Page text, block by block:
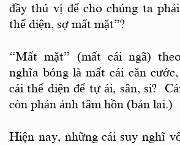
đầy thú vị để cho chúng ta
thể diện, sợ mất mặt”?
“Mất mặt” (mất cái ngã)
nghĩa bóng là mất cái căn
cái thể diện để tự ái, sân, si?
còn phản ảnh tâm hồn (bản lai.)
Hiện nay, những cái suy nghĩ